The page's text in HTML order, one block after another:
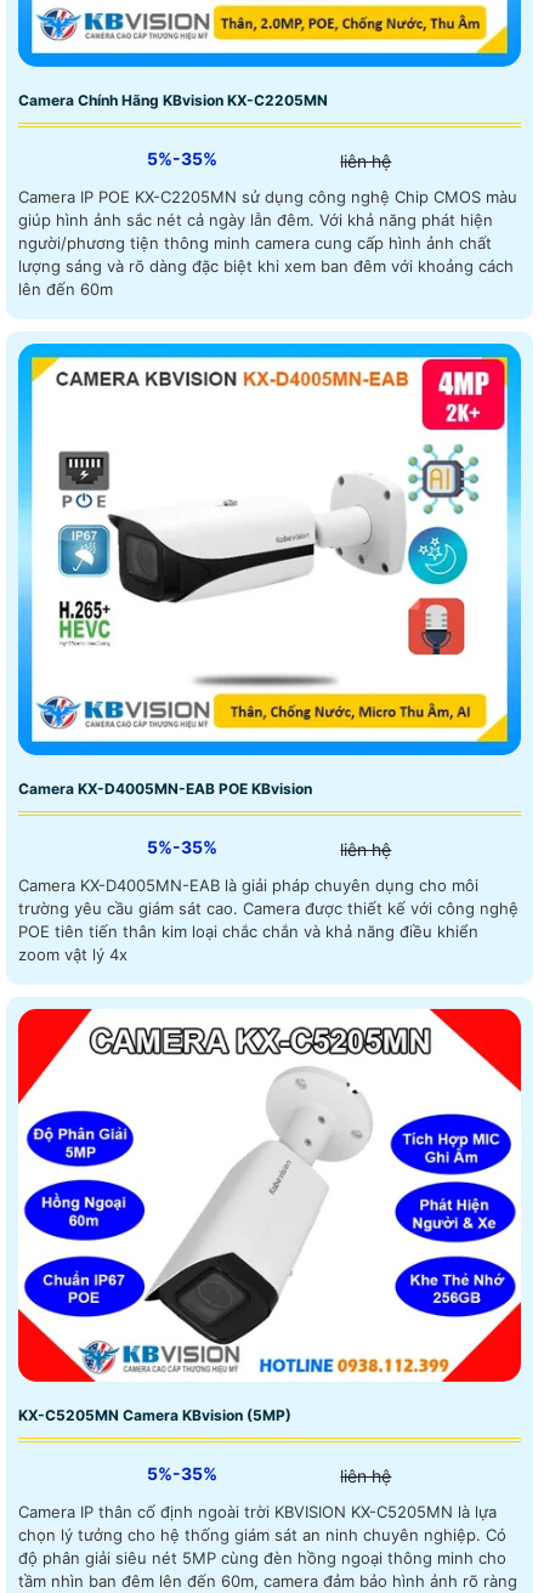
Camera Chính Hãng KBvision KX-C2205MN
5%-35% liên hệ
Camera IP POE KX-C2205MN sử dụng công nghệ Chip CMOS màu
giúp hình ảnh sắc nét cả ngày lẫn đêm. Với khả năng phát hiện
người/phương tiện thông minh camera cung cấp hình ảnh chất
lượng sáng và rõ dàng đặc biệt khi xem ban đêm với khoảng cách
lên đến 60m
Camera KX-D4005MN-EAB POE KBvision
5%-35% liên hệ
Camera KX-D4005MN-EAB là giải pháp chuyên dụng cho môi
trường yêu cầu giám sát cao. Camera được thiết kế với công nghệ
POE tiên tiến thân kim loại chắc chắn và khả năng điều khiển
zoom vật lý 4x
KX-C5205MN Camera KBvision (5MP)
5%-35% liên hệ
Camera IP thân cố định ngoài trời KBVISION KX-C5205MN là lựa
chọn lý tưởng cho hệ thống giám sát an ninh chuyên nghiệp. Có
độ phân giải siêu nét 5MP cùng đèn hồng ngoại thông minh cho
tầm nhìn ban đêm lên đến 60m, camera đảm bảo hình ảnh rõ ràng